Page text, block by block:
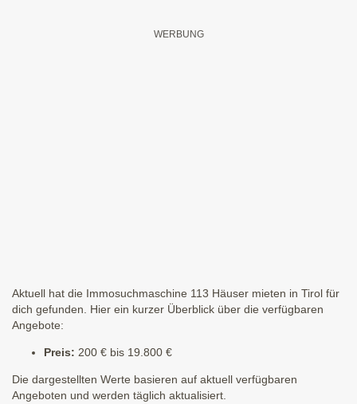
Aktuell hat die Immosuchmaschine 113 Häuser mieten in Tirol für
dich gefunden. Hier ein kurzer Überblick über die verfügbaren
Angebote:
Preis: 200 € bis 19.800 €
Die dargestellten Werte basieren auf aktuell verfügbaren
Angeboten und werden täglich aktualisiert.